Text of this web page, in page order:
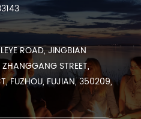
ROAD, JINGBIAN
STREET,
FUZHOU, FUJIAN, 350209,